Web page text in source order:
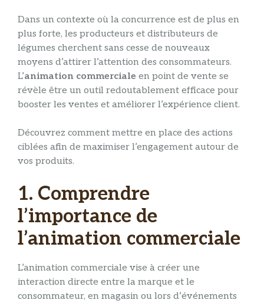
Dans un contexte où la concurrence est de plus en
plus forte, les producteurs et distributeurs de
légumes cherchent sans cesse de nouveaux
moyens d’attirer l’attention des consommateurs.
L’animation commerciale en point de vente se
révèle être un outil redoutablement efficace pour
booster les ventes et améliorer l’expérience client.
Découvrez comment mettre en place des actions
ciblées afin de maximiser l’engagement autour de
vos produits.
1. Comprendre
l’importance de
l’animation commerciale
L’animation commerciale vise à créer une
interaction directe entre la marque et le
consommateur, en magasin ou lors d’événements